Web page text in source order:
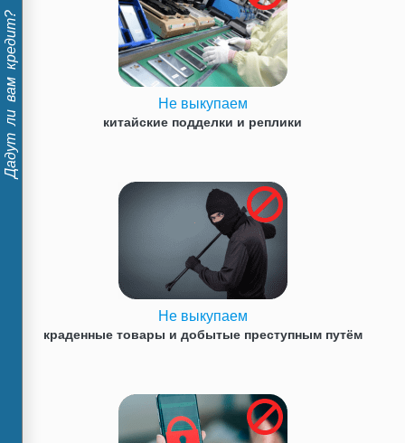
Дадут ли вам кредит? Не выкупаем
китайские подделки и реплики
Не выкупаем
краденные товары и добытые преступным путём